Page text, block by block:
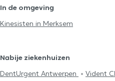
In de omgeving
Kinesisten in Merksem
Nabije ziekenhuizen
DentUrgent Antwerpen
Vident